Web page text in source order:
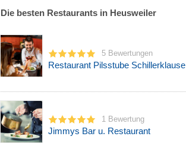
Die besten Restaurants in Heusweiler
5 Bewertungen
Restaurant Pilsstube Schillerklause
1 Bewertung
Jimmys Bar u. Restaurant